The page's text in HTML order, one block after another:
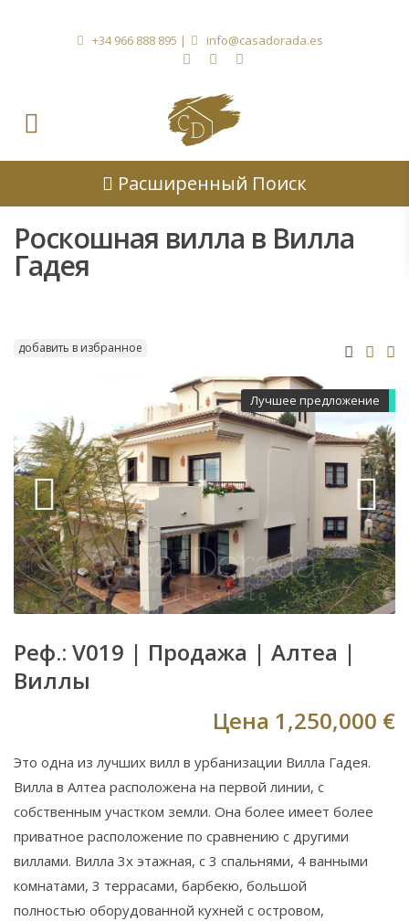
+34 966 888 895 | info@casadorada.es
Расширенный Поиск
Роскошная вилла в Вилла
Гадея
добавить в избранное
Лучшее предложение
Реф.: V019 | Продажа | Алтеа |
Виллы
Цена 1,250,000 €
Это одна из лучших вилл в урбанизации Вилла Гадея.
Вилла в Алтеа расположена на первой линии, с
собственным участком земли. Она более имеет более
приватное расположение по сравнению с другими
виллами. Вилла 3х этажная, с 3 спальнями, 4 ванными
комнатами, 3 террасами, барбекю, большой
полностью оборудованной кухней с островом,